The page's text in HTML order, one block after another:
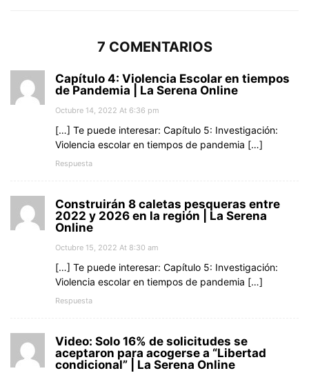
7 COMENTARIOS
Capítulo 4: Violencia Escolar en tiempos
de Pandemia | La Serena Online
Octubre 14, 2022 At 6:36 pm
[…] Te puede interesar: Capítulo 5: Investigación:
Violencia escolar en tiempos de pandemia […]
Respuesta
Construirán 8 caletas pesqueras entre
2022 y 2026 en la región | La Serena
Online
Octubre 15, 2022 At 8:30 am
[…] Te puede interesar: Capítulo 5: Investigación:
Violencia escolar en tiempos de pandemia […]
Respuesta
Video: Solo 16% de solicitudes se
aceptaron para acogerse a “Libertad
condicional” | La Serena Online